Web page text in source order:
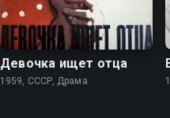
7.3
Девочка ищет отца
1959, СССР, Драма